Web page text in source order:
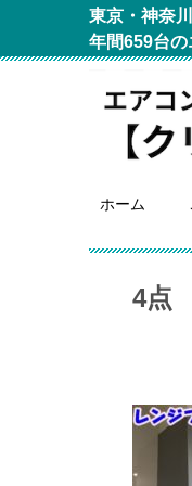
東京・神奈
年間659台
ホーム
4点